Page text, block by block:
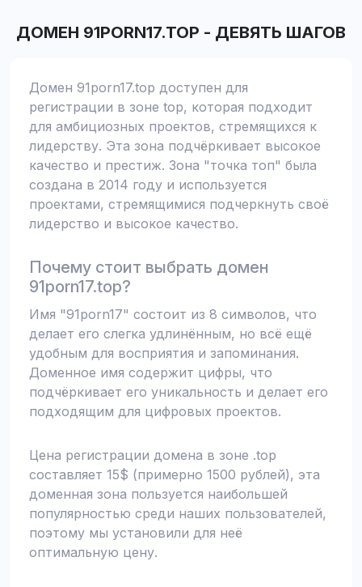
ДОМЕН 91PORN17.TOP - ДЕВЯТЬ ШАГОВ
Домен 91porn17.top доступен для
регистрации в зоне top, которая подходит
для амбициозных проектов, стремящихся к
лидерству. Эта зона подчёркивает высокое
качество и престиж. Зона "точка топ" была
создана в 2014 году и используется
проектами, стремящимися подчеркнуть своё
лидерство и высокое качество.
Почему стоит выбрать домен
91porn17.top?
Имя "91porn17" состоит из 8 символов, что
делает его слегка удлинённым, но всё ещё
удобным для восприятия и запоминания.
Доменное имя содержит цифры, что
подчёркивает его уникальность и делает его
подходящим для цифровых проектов.
Цена регистрации домена в зоне .top
составляет 15$ (примерно 1500 рублей), эта
доменная зона пользуется наибольшей
популярностью среди наших пользователей,
поэтому мы установили для неё
оптимальную цену.